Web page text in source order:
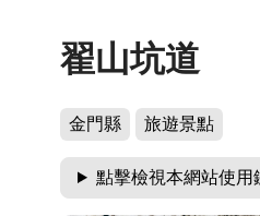
翟山坑道
金門縣 旅遊景點
點擊檢視本網站使用